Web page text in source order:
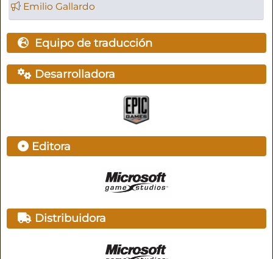
Emilio Gallardo
Equipo de traducción
Desarrolladora
Editora
Distribuidora